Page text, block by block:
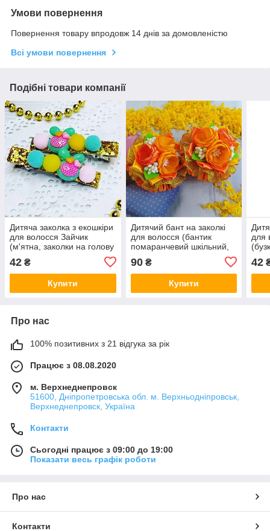
Умови повернення
Повернення товару впродовж 14 днів за домовленістю
Всі умови повернення
Подібні товари компанії
Дитяча заколка з екошкіри
для волосся Зайчик
(м'ятна, заколки на голову
ручної роботи, прикраси
для зачісок)
42 ₴
Купити
Дитячий бант на заколкі
для волосся (бантик
помаранчевий шкільний,
заколка ручної роботи в
школу на голову, канзаші)
90₴
Купити
для
42
Про нас
100% позитивних з 21 відгука за рік
Працює з 08.08.2020
м. Верхнеднепровск
51600, Дніпропетровська обл. м. Верхньодніпровськ,
Верхнеднепровск, Україна
Контакти
Сьогодні працює з 09:00 до 19:00
Показати весь графік роботи
Про нас
Контакти